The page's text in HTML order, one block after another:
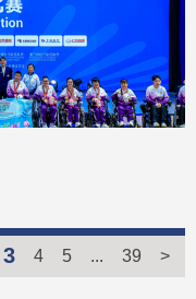
3 4 5 ... 39 >